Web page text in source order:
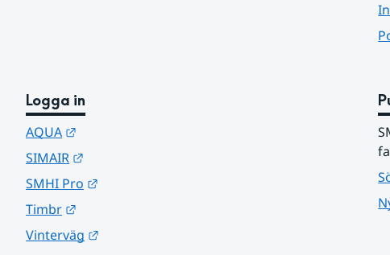
Logga in
AQUA
SIMAIR
SMHI Pro
Timbr
Vinterväg